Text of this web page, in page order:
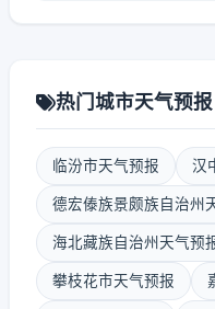
热门城市天气预报
临汾市天气预报 汉
德宏傣族景颇族自治州
海北藏族自治州天气预
攀枝花市天气预报